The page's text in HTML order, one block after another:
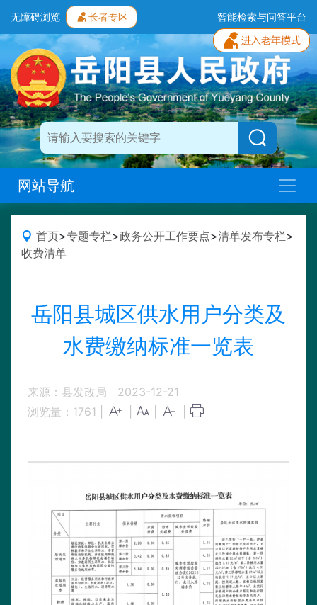
无障碍浏览 长者专区 智能检索与问答平台
网站导航
首页>专题专栏>政务公开工作要点>清单发布专栏>
收费清单
岳阳县城区供水用户分类及
水费缴纳标准一览表
来源：县发改局
2023-12-21
浏览量： 1761